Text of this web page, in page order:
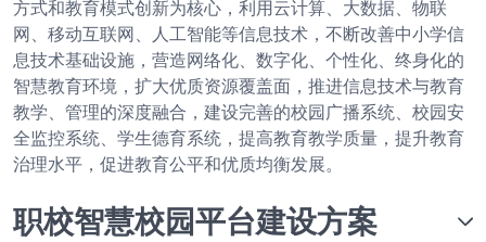
方式和教育模式创新为核心，利用云计算、大数据、物联
网、移动互联网、人工智能等信息技术，不断改善中小学信
息技术基础设施，营造网络化、数字化、个性化、终身化的
智慧教育环境，扩大优质资源覆盖面，推进信息技术与教育
教学、管理的深度融合，建设完善的校园广播系统、校园安
全监控系统、学生德育系统，提高教育教学质量，提升教育
治理水平，促进教育公平和优质均衡发展。
职校智慧校园平台建设方案